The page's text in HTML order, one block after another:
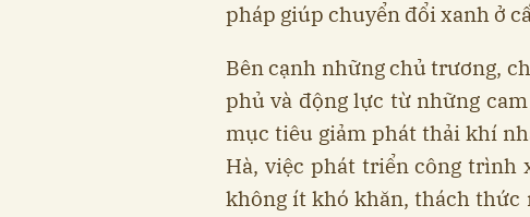
pháp giúp chuyển đổi xanh ở
Bên cạnh những chủ trương,
phủ và động lực từ những
mục tiêu giảm phát thải khí
Hà, việc phát triển công trình
không ít khó khăn, thách